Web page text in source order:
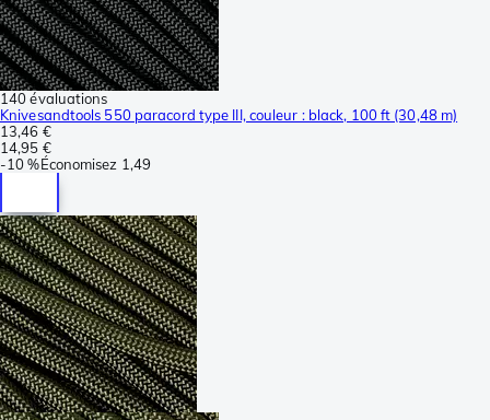
140 évaluations
Knivesandtools 550 paracord type III, couleur : black, 100 ft (30,48 m)
13,46 €
14,95 €
-10 %Économisez 1,49